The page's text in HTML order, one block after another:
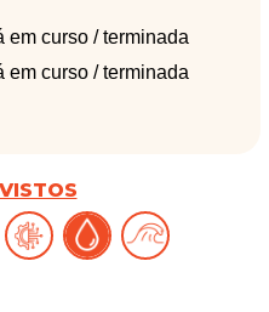
em curso / terminada
em curso / terminada